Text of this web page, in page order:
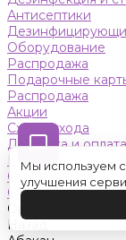
Антисептики
Оборудование
Распродажа
Подарочные
Распродажа
Акции
Схемы ухода
Доставка и оплата
Контакты
Обучение
Салон красоты
Оренбург
Назад
Мы используем
улучшения